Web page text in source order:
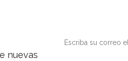
nuevas